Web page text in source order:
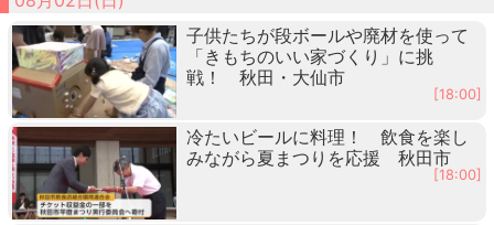
子供たちが段ボールや廃材を使って
「きもちのいい家づくり」に挑
戦！ 秋田・大仙市
[18:00]
冷たいビールに料理！ 飲食を楽し
みながら夏まつりを応援 秋田市
[18:00]